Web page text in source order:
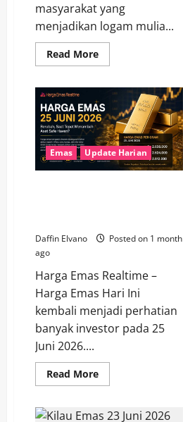
masyarakat yang
menjadikan logam mulia...
Read MoreRead
more
Emas
Hari
Ini
Bergerak
Drastis,
Ini
Analisis
yang
Wajib
Emas Update Harian
Daffin Elvano
Posted on 1 month
ago
Harga Emas Realtime –
Harga Emas Hari Ini
kembali menjadi perhatian
banyak investor pada 25
Juni 2026....
Read MoreRead
more
Emas